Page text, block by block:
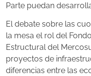
Parte puedan
El debate sobre las
la mesa el rol del
Estructural del
proyectos de
diferencias entre las